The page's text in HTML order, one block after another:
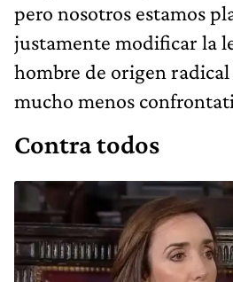
pero nosotros estamos
justamente modificar la
hombre de origen
mucho menos
Contra todos